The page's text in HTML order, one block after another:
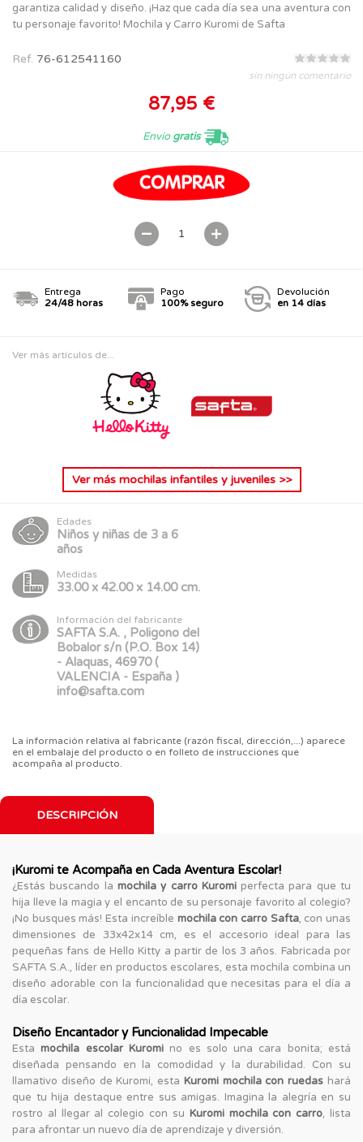
garantiza calidad y diseño. ¡Haz que cada día sea una aventura con
tu personaje favorito! Mochila y Carro Kuromi de Safta
Ref. 76-612541160
sin ningún comentario
87,95 €
Envíogratis
Entrega
24/48 horas
Pago
100% seguro
Devolución
en 14 días
Ver más artículos de...
Ver más mochilas infantiles y juveniles>>
Edades
Niños y niñas de 3 a 6
años
Medidas
33.00 x 42.00 x 14.00 cm.
Información del fabricante
SAFTA S.A. , Poligono del
Bobalor s/n (P.O. Box 14)
- Alaquas, 46970 (
VALENCIA - España )
info@safta.com
La información relativa al fabricante (razón fiscal, dirección,...) aparece
en el embalaje del producto o en folleto de instrucciones que
acompaña al producto.
DESCRIPCIÓN
¡Kuromi te Acompaña en Cada Aventura Escolar!
¿Estás buscando la mochila y carro Kuromiperfecta para que tu
hija lleve la magia y el encanto de su personaje favorito al colegio?
¡No busques más! Esta increíble mochila con carro Safta, con unas
dimensiones de 33x42x14 cm, es el accesorio ideal para las
pequeñas fans de Hello Kitty a partir de los 3 años. Fabricada por
SAFTA S.A., líder en productos escolares, esta mochila combina un
diseño adorable con la funcionalidad que necesitas para el día a
día escolar.
Diseño Encantador y Funcionalidad Impecable
Estamochila escolar Kuromino es solo una cara bonita; está
diseñada pensando en la comodidad y la durabilidad. Con su
llamativo diseño de Kuromi, esta Kuromi mochila con ruedas hará
que tu hija destaque entre sus amigas. Imagina la alegría en su
rostro al llegar al colegio con su Kuromi mochila con carro, lista
para afrontar un nuevo día de aprendizaje y diversión.